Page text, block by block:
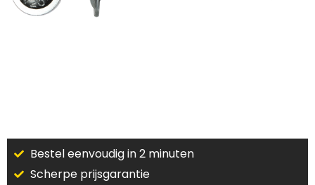
Bestel eenvoudig in 2 minuten
Scherpe prijsgarantie